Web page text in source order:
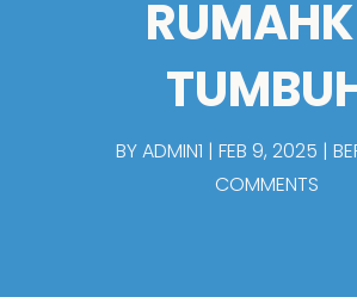
BYADMIN1 FEB 9, 2025
COMMENTS